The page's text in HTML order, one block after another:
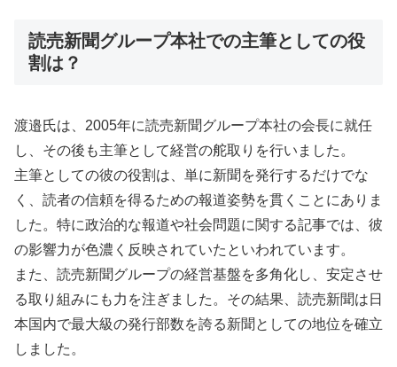
読売新聞グループ本社での主筆としての役
割は？
渡邉氏は、2005年に読売新聞グループ本社の会長に就任
し、その後も主筆として経営の舵取りを行いました。
主筆としての彼の役割は、単に新聞を発行するだけでな
く、読者の信頼を得るための報道姿勢を貫くことにありま
した。特に政治的な報道や社会問題に関する記事では、彼
の影響力が色濃く反映されていたといわれています。
また、読売新聞グループの経営基盤を多角化し、安定させ
る取り組みにも力を注ぎました。その結果、読売新聞は日
本国内で最大級の発行部数を誇る新聞としての地位を確立
しました。